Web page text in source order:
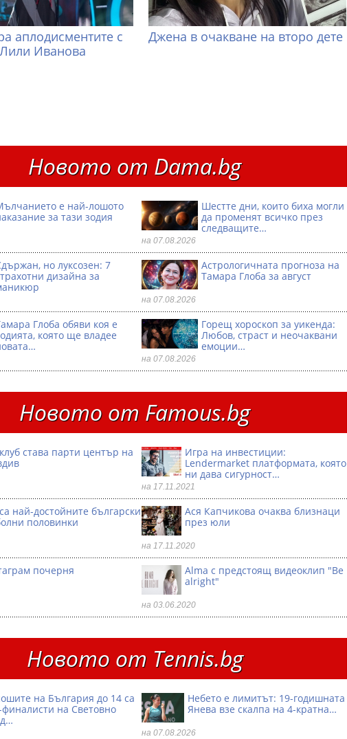
аплодисментите с
Иванова
Джена в очакване на второ дете
Новото от Dama.bg
е най-лошото
за тази зодия
Шестте дни, които биха могли
да променят всичко през
следващите…
на 07.08.2026
но луксозен: 7
дизайна за
Астрологичната прогноза на
Тамара Глоба за август
на 07.08.2026
Глоба обяви коя е
която ще владее
Горещ хороскоп за уикенда:
Любов, страст и неочаквани
емоции…
на 07.08.2026
Новото от Famous.bg
става парти център на
Игра на инвестиции:
Lendermarket платформата, която
ни дава сигурност…
на 17.11.2021
най-достойните български
половинки
Ася Капчикова очаква близнаци
през юли
на 17.11.2020
почерня
Alma с предстоящ видеоклип "Be
alright"
на 03.06.2020
Новото от Тennis.bg
на България до 14 са
финалисти на Световно
Небето е лимитът: 19-годишната
Янева взe скалпа на 4-кратна…
на 07.08.2026